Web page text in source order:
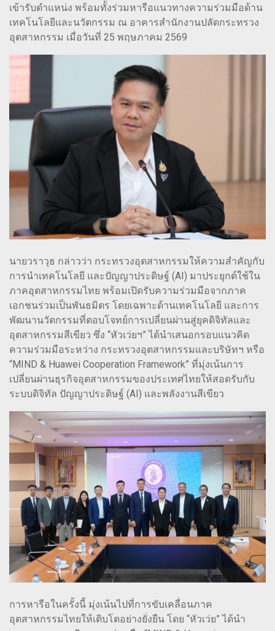
เข้ารับตำแหน่ง พร้อมทั้งร่วมหารือแนวทางความร่วมมือด้าน
เทคโนโลยีและนวัตกรรม ณ อาคารสำนักงานปลัดกระทรวง
อุตสาหกรรม เมื่อวันที่ 25 พฤษภาคม 2569
นายวราวุธ กล่าวว่า กระทรวงอุตสาหกรรมให้ความสำคัญกับ
การนำเทคโนโลยี และปัญญาประดิษฐ์ (AI) มาประยุกต์ใช้ใน
ภาคอุตสาหกรรมไทย พร้อมเปิดรับความร่วมมือจากภาค
เอกชนร่วมเป็นพันธมิตร โดยเฉพาะด้านเทคโนโลยี และการ
พัฒนานวัตกรรมที่ตอบโจทย์การเปลี่ยนผ่านสู่ยุคดิจิทัลและ
อุตสาหกรรมสีเขียว ซึ่ง “หัวเว่ยฯ” ได้นำเสนอกรอบแนวคิด
ความร่วมมือระหว่าง กระทรวงอุตสาหกรรมและบริษัทฯ หรือ
“MIND & Huawei Cooperation Framework” ที่มุ่งเน้นการ
เปลี่ยนผ่านธุรกิจอุตสาหกรรมของประเทศไทยให้สอดรับกับ
ระบบดิจิทัล ปัญญาประดิษฐ์ (AI) และพลังงานสีเขียว
การหารือในครั้งนี้ มุ่งเน้นไปที่การขับเคลื่อนภาค
อุตสาหกรรมไทยให้เติบโตอย่างยั่งยืน โดย “หัวเว่ย” ได้นำ